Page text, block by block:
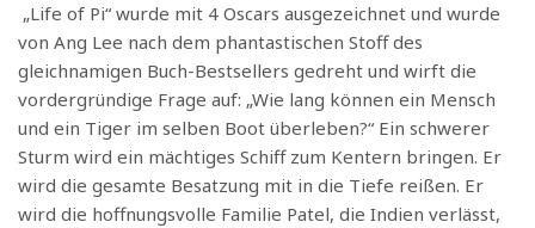
„Life of Pi“ wurde mit 4 Oscars ausgezeichnet und wurde
von Ang Lee nach dem phantastischen Stoff des
gleichnamigen Buch-Bestsellers gedreht und wirft die
vordergründige Frage auf: „Wie lang können ein Mensch
und ein Tiger im selben Boot überleben?“ Ein schwerer
Sturm wird ein mächtiges Schiff zum Kentern bringen. Er
wird die gesamte Besatzung mit in die Tiefe reißen. Er
wird die hoffnungsvolle Familie Patel, die Indien verlässt,